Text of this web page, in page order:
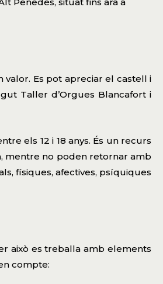
Es pot apreciar el castell i
Taller d’Orgues Blancafort i
els 12 i 18 anys. És un recurs
mentre no poden retornar amb
físiques, afectives, psíquiques
això es treballa amb elements
compte: